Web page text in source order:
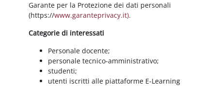
Garante per la Protezione dei dati personali
(https://www.garanteprivacy.it).
Categorie di interessati
Personale docente;
personale tecnico-amministrativo;
studenti;
utenti iscritti alle piattaforme E-Learning